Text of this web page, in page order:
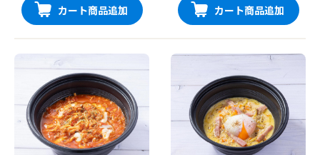
カート商品追加 カート商品追加